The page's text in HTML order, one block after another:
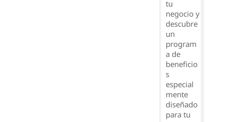
tu
negocio y
descubre
un
program
a de
beneficio
s
especial
mente
diseñado
para tu